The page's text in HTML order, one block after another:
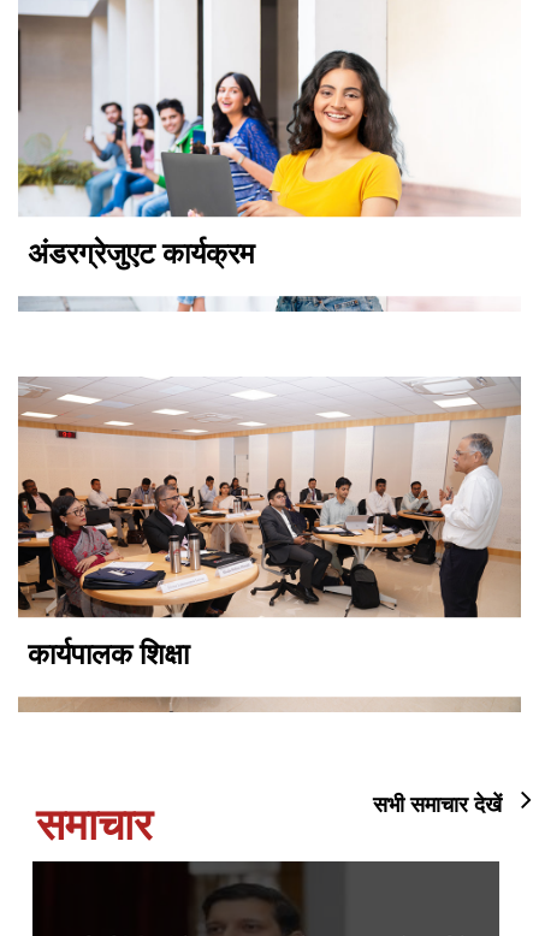
अंडरग्रेजुएट कार्यक्रम
कार्यपालक शिक्षा
समाचार सभी समाचार देखें